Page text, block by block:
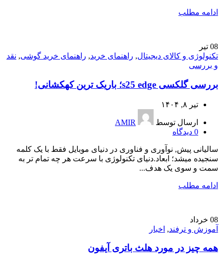
ادامه مطلب
08 تیر
تکنولوژی و کالای دیجیتال, راهنمای خرید, راهنمای خرید گوشی, نقد
و بررسی
بررسی گلکسی s25 edge؛ باریک ترین کهکشانی!
تیر ۸, ۱۴۰۴
ارسال توسط
AMIR
0 دیدگاه
سالیانی پیش, نوآوری و فناوری در دنیای موبایل فقط با یک کلمه
سنجیده میشد؛ ابعاد.دنیای تکنولوژی با سرعت هر چه تمام تر به
سمت و سوی یک هدف...
ادامه مطلب
08 خرداد
آموزش و ترفند, اخبار
همه چیز در مورد هلث باتری آیفون